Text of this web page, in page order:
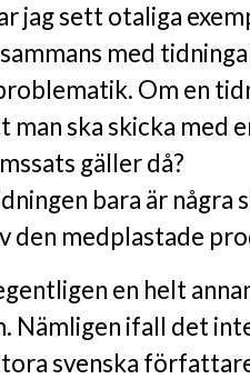
jag sett otaliga
med
Om en
man ska skicka med
gäller då?
bara är
den medplastade
en helt
Nämligen ifall det
svenska